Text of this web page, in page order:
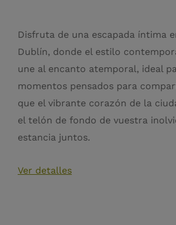
Disfruta de una escapada íntima
Dublín, donde el estilo
une al encanto atemporal, ideal
momentos pensados para
que el vibrante corazón de la
el telón de fondo de vuestra
estancia juntos.
Ver detalles